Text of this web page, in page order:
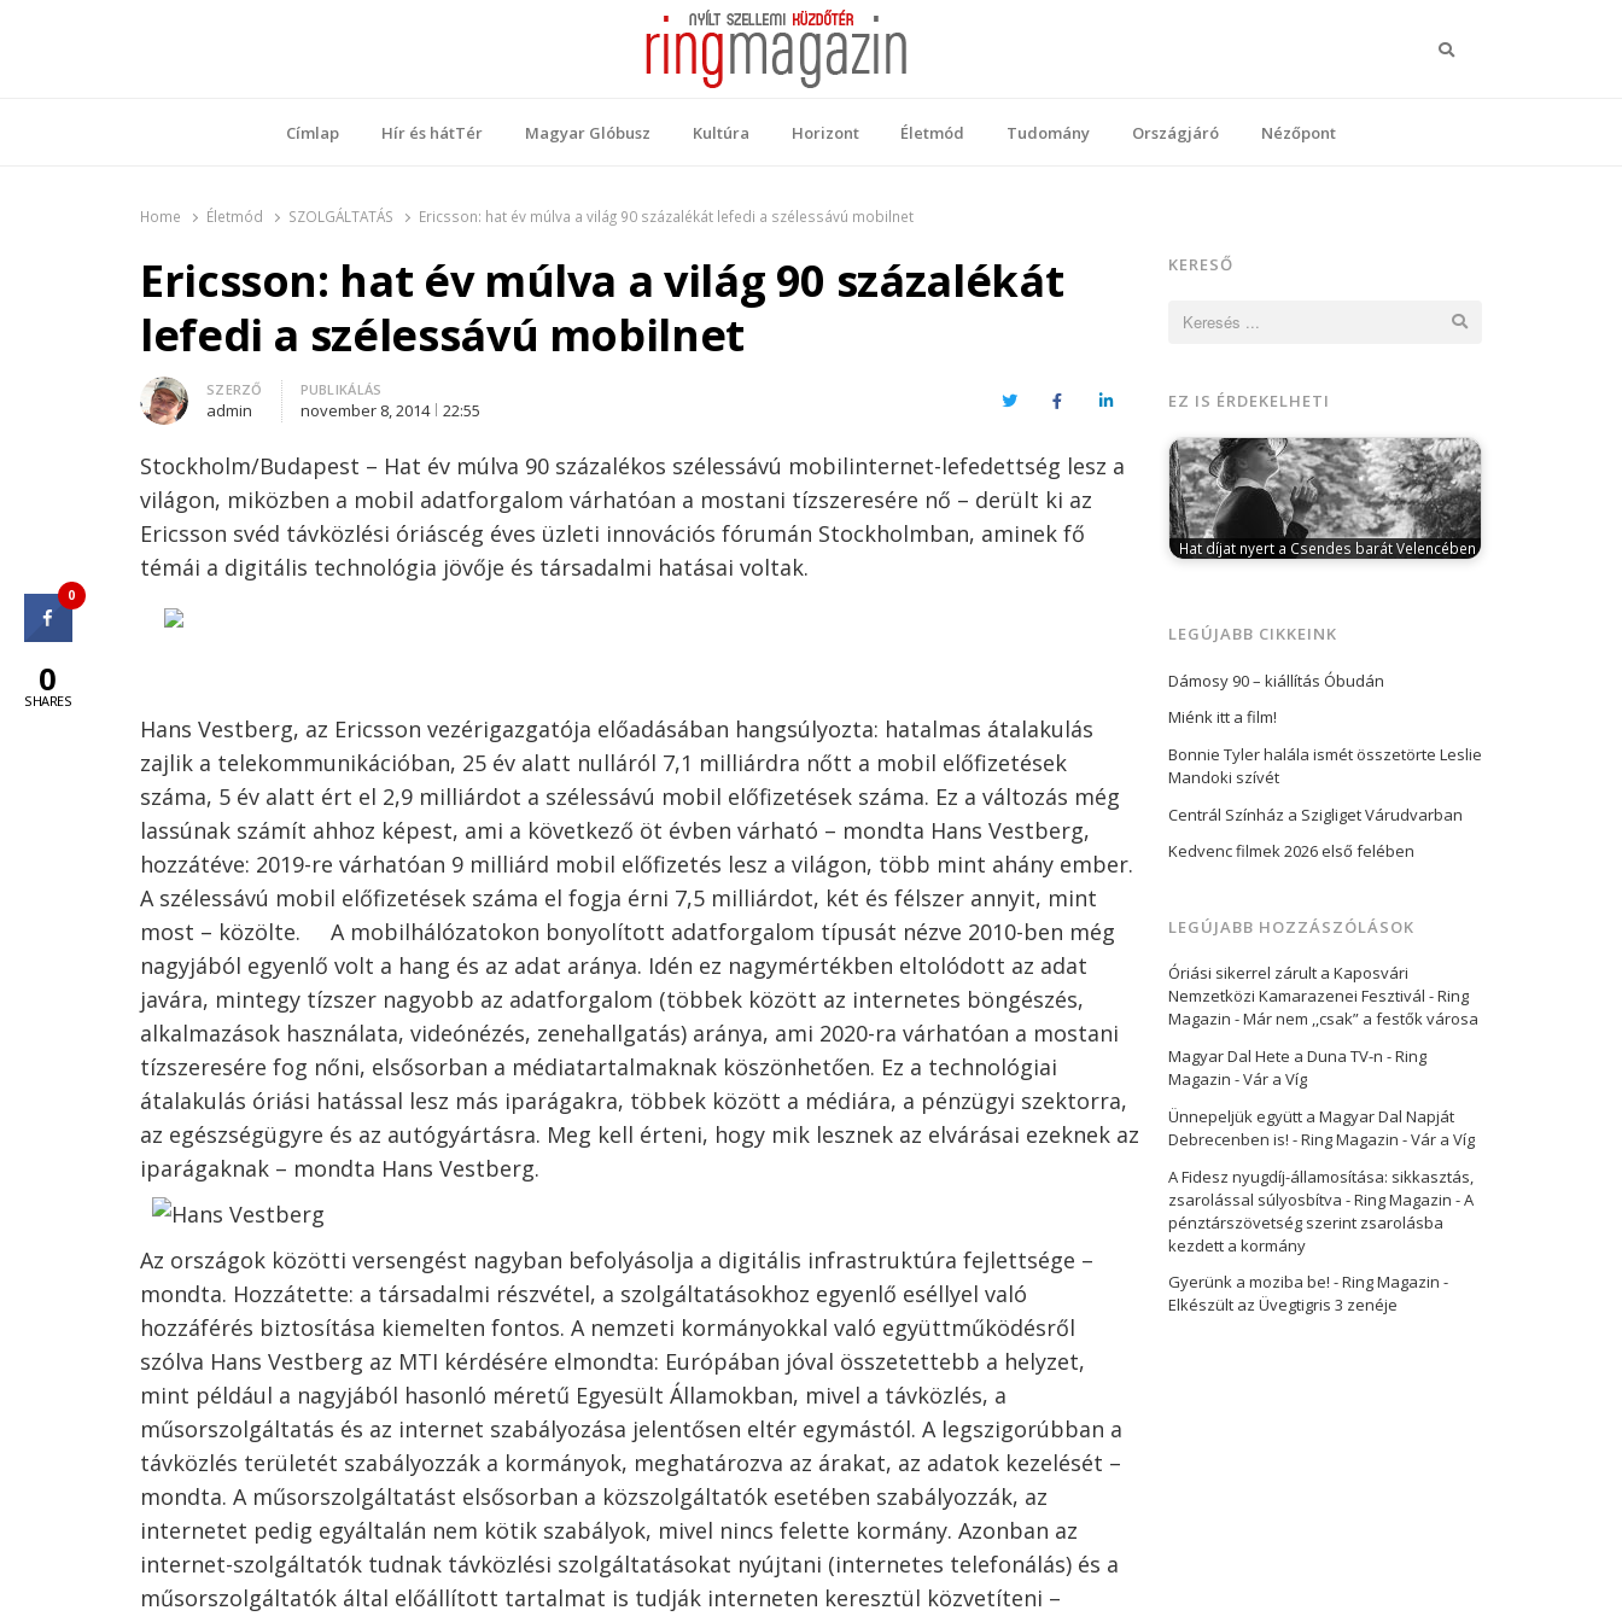
Címlap Hír és hátTér Magyar Glóbusz Kultúra Horizont Életmód Tudomány Országjáró Nézőpont
Home Életmód SZOLGÁLTATÁS Ericsson: hat év múlva a világ 90 százalékát lefedi a szélessávú mobilnet
Ericsson: hat év múlva a világ 90 százalékát
lefedi a szélessávú mobilnet
Author
SZERZŐ
admin
PUBLIKÁLÁS
november 8, 2014 22:55 TwitterFacebookLinkedIn
Stockholm/Budapest – Hat év múlva 90 százalékos szélessávú mobilinternet-lefedettség lesz a
világon, miközben a mobil adatforgalom várhatóan a mostani tízszeresére nő – derült ki az
Ericsson svéd távközlési óriáscég éves üzleti innovációs fórumán Stockholmban, aminek fő
témái a digitális technológia jövője és társadalmi hatásai voltak.
Hans Vestberg, az Ericsson vezérigazgatója előadásában hangsúlyozta: hatalmas átalakulás
zajlik a telekommunikációban, 25 év alatt nulláról 7,1 milliárdra nőtt a mobil előfizetések
száma, 5 év alatt ért el 2,9 milliárdot a szélessávú mobil előfizetések száma. Ez a változás még
lassúnak számít ahhoz képest, ami a következő öt évben várható – mondta Hans Vestberg,
hozzátéve: 2019-re várhatóan 9 milliárd mobil előfizetés lesz a világon, több mint ahány ember.
A szélessávú mobil előfizetések száma el fogja érni 7,5 milliárdot, két és félszer annyit, mint
most – közölte. A mobilhálózatokon bonyolított adatforgalom típusát nézve 2010-ben még
nagyjából egyenlő volt a hang és az adat aránya. Idén ez nagymértékben eltolódott az adat
javára, mintegy tízszer nagyobb az adatforgalom (többek között az internetes böngészés,
alkalmazások használata, videónézés, zenehallgatás) aránya, ami 2020-ra várhatóan a mostani
tízszeresére fog nőni, elsősorban a médiatartalmaknak köszönhetően. Ez a technológiai
átalakulás óriási hatással lesz más iparágakra, többek között a médiára, a pénzügyi szektorra,
az egészségügyre és az autógyártásra. Meg kell érteni, hogy mik lesznek az elvárásai ezeknek az
iparágaknak – mondta Hans Vestberg.
Az országok közötti versengést nagyban befolyásolja a digitális infrastruktúra fejlettsége –
mondta. Hozzátette: a társadalmi részvétel, a szolgáltatásokhoz egyenlő eséllyel való
hozzáférés biztosítása kiemelten fontos. A nemzeti kormányokkal való együttműködésről
szólva Hans Vestberg az MTI kérdésére elmondta: Európában jóval összetettebb a helyzet,
mint például a nagyjából hasonló méretű Egyesült Államokban, mivel a távközlés, a
műsorszolgáltatás és az internet szabályozása jelentősen eltér egymástól. A legszigorúbban a
távközlés területét szabályozzák a kormányok, meghatározva az árakat, az adatok kezelését –
mondta. A műsorszolgáltatást elsősorban a közszolgáltatók esetében szabályozzák, az
internetet pedig egyáltalán nem kötik szabályok, mivel nincs felette kormány. Azonban az
internet-szolgáltatók tudnak távközlési szolgáltatásokat nyújtani (internetes telefonálás) és a
műsorszolgáltatók által előállított tartalmat is tudják interneten keresztül közvetíteni –
KERESŐ
EZ IS ÉRDEKELHETI
Hat díjat nyert a Csendes barát Velencében
LEGÚJABB CIKKEINK
Dámosy 90 – kiállítás Óbudán
Miénk itt a film!
Bonnie Tyler halála ismét összetörte Leslie
Mandoki szívét
Centrál Színház a Szigliget Várudvarban
Kedvenc filmek 2026 első felében
LEGÚJABB HOZZÁSZÓLÁSOK
Óriási sikerrel zárult a Kaposvári
Nemzetközi Kamarazenei Fesztivál - Ring
Magazin -Már nem ,,csak” a festők városa
Magyar Dal Hete a Duna TV-n - Ring
Magazin -Vár a Víg
Ünnepeljük együtt a Magyar Dal Napját
Debrecenben is! - Ring Magazin -Vár a Víg
A Fidesz nyugdíj-államosítása: sikkasztás,
zsarolással súlyosbítva - Ring Magazin -A
pénztárszövetség szerint zsarolásba
kezdett a kormány
Gyerünk a moziba be! - Ring Magazin -
Elkészült az Üvegtigris 3 zenéje
0
0
SHARES